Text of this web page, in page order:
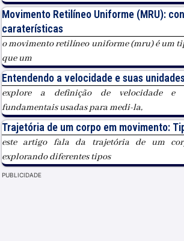
Movimento Retilíneo Uniforme (MRU):
caraterísticas
o movimento retilíneo uniforme (mru) é um
que um
Entendendo a velocidade e suas
explore a definição de velocidade e
fundamentais usadas para medi-la,
Trajetória de um corpo em movimento:
este artigo fala da trajetória de um
explorando diferentes tipos
PUBLICIDADE